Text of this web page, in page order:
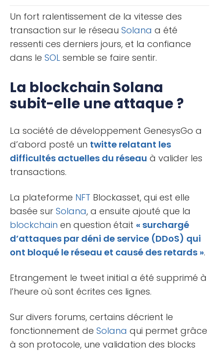
Un fort ralentissement de la vitesse des
transaction sur le réseau Solana a été
ressenti ces derniers jours, et la confiance
dans le SOL semble se faire sentir.
La blockchain Solana
subit-elle une attaque ?
La société de développement GenesysGo a
d’abord posté un twitte relatant les
difficultés actuelles du réseau à valider les
transactions.
La plateforme NFT Blockasset, qui est elle
basée sur Solana, a ensuite ajouté que la
blockchain en question était « surchargé
d’attaques par déni de service (DDoS) qui
ont bloqué le réseau et causé des retards ».
Etrangement le tweet initial a été supprimé à
l’heure où sont écrites ces lignes.
Sur divers forums, certains décrient le
fonctionnement de Solana qui permet grâce
à son protocole, une validation des blocks